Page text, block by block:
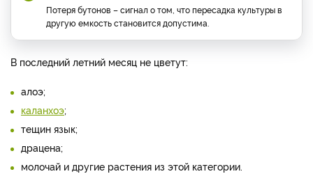
Потеря бутонов – сигнал о том, что пересадка культуры в
другую емкость становится допустима.
В последний летний месяц не цветут:
алоэ;
каланхоэ;
тещин язык;
драцена;
молочай и другие растения из этой категории.